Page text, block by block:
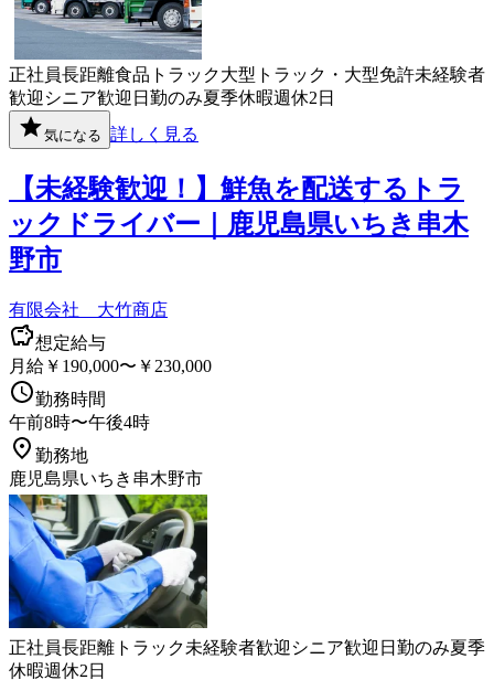
正社員長距離食品 トラック大型トラック・大型免許未経験者
歓迎 シニア歓迎 日勤のみ夏季休暇週休2日
気になる 詳しく見る
【未経験歓迎！】鮮魚を配送するトラ
ックドライバー｜鹿児島県いちき串木
野市
有限会社 大竹商店
想定給与
月給￥190,000〜￥230,000
勤務時間
午前8時〜午後4時
勤務地
鹿児島県いちき串木野市
正社員長距離 トラック未経験者歓迎 シニア歓迎 日勤のみ夏季
休暇週休2日